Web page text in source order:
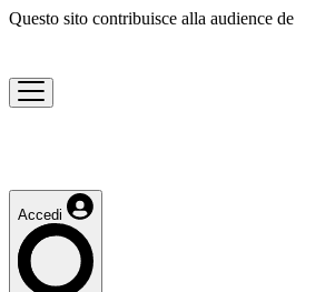
Questo sito contribuisce alla audience de
Accedi